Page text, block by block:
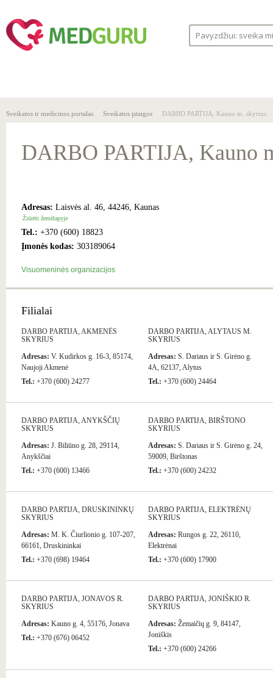
Sveikatos ir medicinos portalas Sveikatos įstaigos DARBO PARTIJA, Kauno m. skyrius
DARBO PARTIJA, Kauno
Adresas: Laisvės al. 46, 44246, Kaunas
Žiūrėti žemėlapyje
Tel.: +370 (600) 18823
Įmonės kodas: 303189064
Visuomeninės organizacijos
Filialai
DARBO PARTIJA, AKMENĖS
SKYRIUS
Adresas: V. Kudirkos g. 16-3, 85174,
Naujoji Akmenė
Tel.: +370 (600) 24277
DARBO PARTIJA, ALYTAUS M.
SKYRIUS
Adresas: S. Dariaus ir S. Girėno g.
4A, 62137, Alytus
Tel.: +370 (600) 24464
DARBO PARTIJA, ANYKŠČIŲ
SKYRIUS
Adresas: J. Biliūno g. 28, 29114,
Anykščiai
Tel.: +370 (600) 13466
DARBO PARTIJA, BIRŠTONO
SKYRIUS
Adresas: S. Dariaus ir S. Girėno g. 24,
59009, Birštonas
Tel.: +370 (600) 24232
DARBO PARTIJA, DRUSKININKŲ
SKYRIUS
Adresas: M. K. Čiurlionio g. 107-207,
66161, Druskininkai
Tel.: +370 (698) 19464
DARBO PARTIJA, ELEKTRĖNŲ
SKYRIUS
Adresas: Rungos g. 22, 26110,
Elektrėnai
Tel.: +370 (600) 17900
DARBO PARTIJA, JONAVOS R.
SKYRIUS
Adresas: Kauno g. 4, 55176, Jonava
Tel.: +370 (676) 06452
DARBO PARTIJA, JONIŠKIO R.
SKYRIUS
Adresas: Žemaičių g. 9, 84147,
Joniškis
Tel.: +370 (600) 24266